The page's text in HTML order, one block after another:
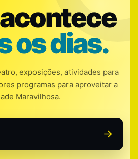
acontece
os dias.
exposições, atividades para
programas para aproveitar a
Maravilhosa.